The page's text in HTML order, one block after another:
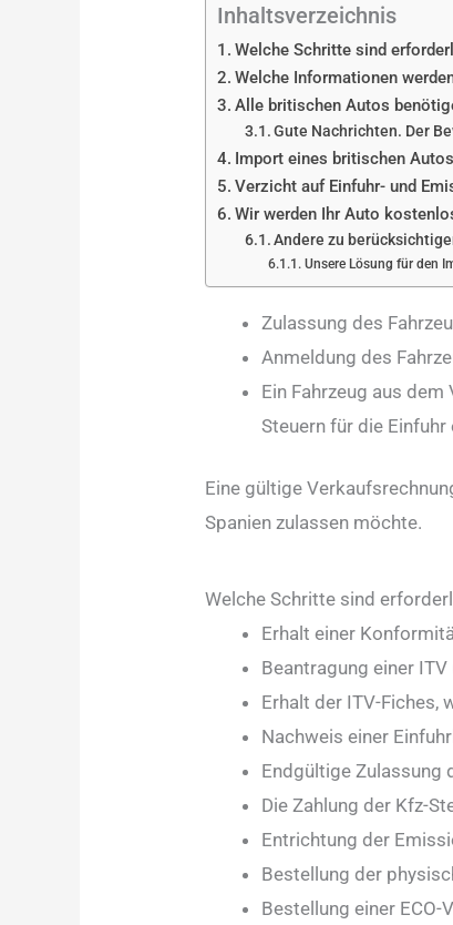
Inhaltsverzeichnis
Welche Schritte sind
Welche Informationen
Alle britischen Autos
Gute Nachrichten. Der
Import eines britischen
Verzicht auf Einfuhr- und
Wir werden Ihr Auto
Andere zu
Unsere Lösung für den
Zulassung des
Anmeldung des
Ein Fahrzeug aus
Steuern für die
Eine gültige
Spanien zulassen möchte.
Welche Schritte sind
Erhalt einer
Beantragung einer
Erhalt der ITV-Fiches,
Nachweis einer
Endgültige Zulassung
Die Zahlung der Kfz-
Entrichtung der
Bestellung der
Bestellung einer ECO-